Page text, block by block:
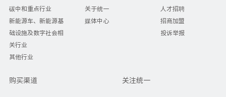
碳中和重点行业
新能源车、新能源基
础设施及数字社会相
关行业
其他行业
关于统一
媒体中心
人才招聘
招商加盟
投诉举报
购买渠道 关注统一